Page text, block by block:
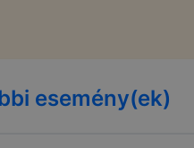
esemény(ek)